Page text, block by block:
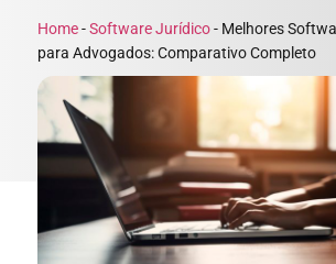
Home-Software Jurídico- Melhores
para Advogados: Comparativo Completo